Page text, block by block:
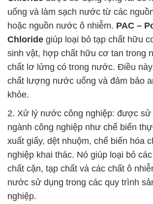
uống và làm sạch nước từ các
hoặc nguồn nước ô nhiễm. PAC –
Chloride giúp loại bỏ tạp chất hữu
sinh vật, hợp chất hữu cơ tan trong
chất lơ lửng có trong nước. Điều
chất lượng nước uống và đảm bảo
khỏe.
2. Xử lý nước công nghiệp: được sử
ngành công nghiệp như chế biến
xuất giấy, dệt nhuộm, chế biến hóa
nghiệp khai thác. Nó giúp loại bỏ
chất cặn, tạp chất và các chất ô
nước sử dụng trong các quy trình
nghiệp.